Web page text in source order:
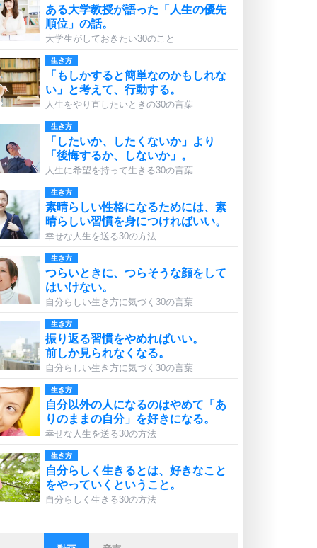
ある大学教授が語った「人生の優先
順位」の話。
大学生がしておきたい30のこと
生き方
「もしかすると簡単なのかもしれな
い」と考えて、行動する。
人生をやり直したいときの30の言葉
生き方
「したいか、したくないか」より
「後悔するか、しないか」。
人生に希望を持って生きる30の言葉
生き方
素晴らしい性格になるためには、素
晴らしい習慣を身につければいい。
幸せな人生を送る30の方法
生き方
つらいときに、つらそうな顔をして
はいけない。
自分らしい生き方に気づく30の言葉
生き方
振り返る習慣をやめればいい。
前しか見られなくなる。
自分らしい生き方に気づく30の言葉
生き方
自分以外の人になるのはやめて「あ
りのままの自分」を好きになる。
幸せな人生を送る30の方法
生き方
自分らしく生きるとは、好きなこと
をやっていくということ。
自分らしく生きる30の方法